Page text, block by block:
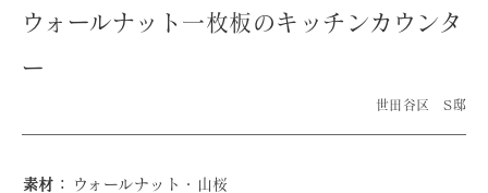
ウォールナット一枚板のキッチンカウンタ
ー
世田谷区 S邸
素材： ウォールナット・山桜